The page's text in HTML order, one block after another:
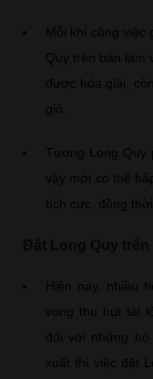
Mỗi khi công việc
Quy trên bàn làm
được hóa giải,
gió.
Tượng Long Quy
vậy mới có thể
tích cực, đồng
Hiện nay, nhiều
vọng thu hút tài
đối với những
xuất thì việc đặt